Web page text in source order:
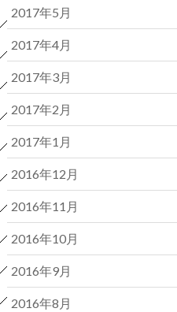
2017年5月
2017年4月
2017年3月
2017年2月
2017年1月
2016年12月
2016年11月
2016年10月
2016年9月
2016年8月